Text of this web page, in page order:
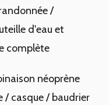
/
d'eau et
complète
néoprène
/ casque / baudrier